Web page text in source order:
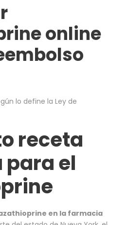
online
lo define la Ley de
receta
el
en la farmacia